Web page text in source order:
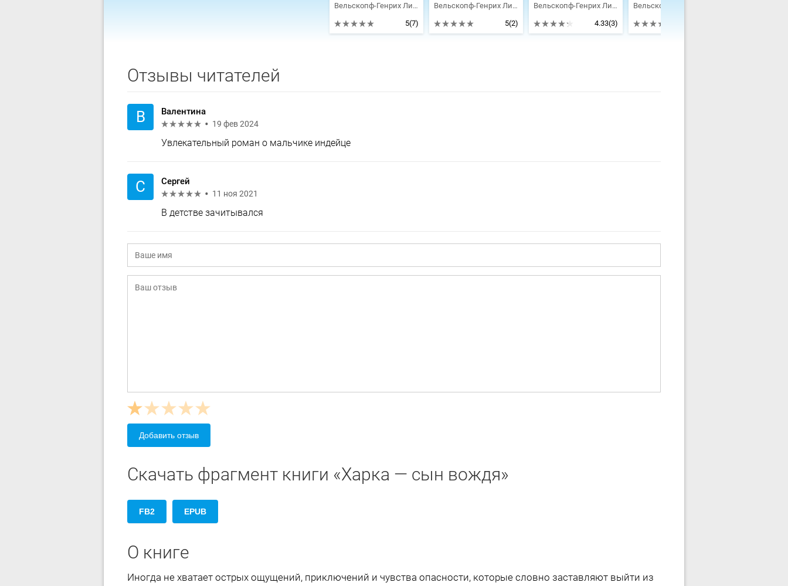
Вельскопф-Генрих Лизелотта
5(7)
Вельскопф-Генрих Лизелотта
5(2)
Вельскопф-Генрих Лизелотта
4.33(3)
Отзывы читателей
В Валентина
19 фев 2024
Увлекательный роман о мальчике индейце
С Сергей
11 ноя 2021
В детстве зачитывался
Добавить отзыв
Скачать фрагмент книги «Харка — сын вождя»
FB2 EPUB
О книге
Иногда не хватает острых ощущений, приключений и чувства опасности, которые словно заставляют выйти из